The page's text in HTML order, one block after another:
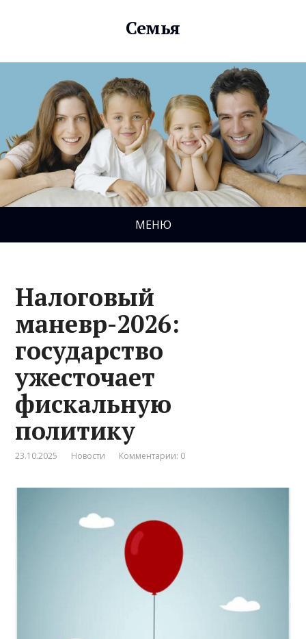
Семья
МЕНЮ
Налоговый
маневр-2026:
государство
ужесточает
фискальную
политику
23.10.2025 Новости Комментарии: 0